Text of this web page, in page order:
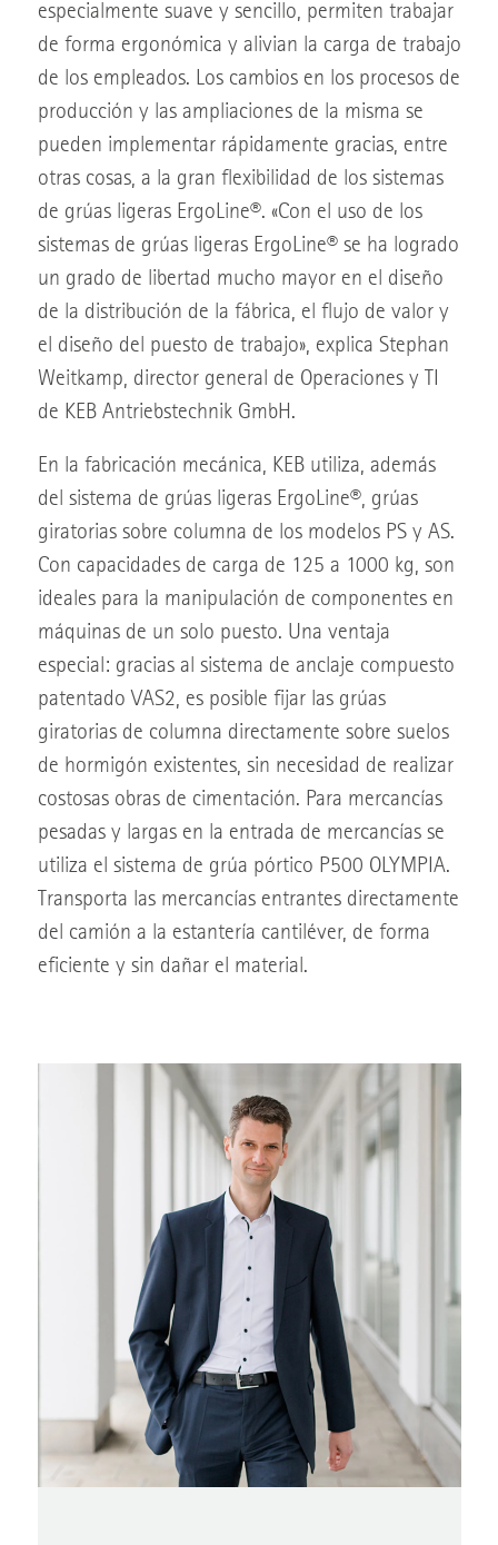
especialmente suave y sencillo, permiten trabajar
de forma ergonómica y alivian la carga de trabajo
de los empleados. Los cambios en los procesos de
producción y las ampliaciones de la misma se
pueden implementar rápidamente gracias, entre
otras cosas, a la gran flexibilidad de los sistemas
de grúas ligeras ErgoLine®. «Con el uso de los
sistemas de grúas ligeras ErgoLine® se ha logrado
un grado de libertad mucho mayor en el diseño
de la distribución de la fábrica, el flujo de valor y
el diseño del puesto de trabajo», explica Stephan
Weitkamp, director general de Operaciones y TI
de KEB Antriebstechnik GmbH.
En la fabricación mecánica, KEB utiliza, además
del sistema de grúas ligeras ErgoLine®, grúas
giratorias sobre columna de los modelos PS y AS.
Con capacidades de carga de 125 a 1000 kg, son
ideales para la manipulación de componentes en
máquinas de un solo puesto. Una ventaja
especial: gracias al sistema de anclaje compuesto
patentado VAS2, es posible fijar las grúas
giratorias de columna directamente sobre suelos
de hormigón existentes, sin necesidad de realizar
costosas obras de cimentación. Para mercancías
pesadas y largas en la entrada de mercancías se
utiliza el sistema de grúa pórtico P500 OLYMPIA.
Transporta las mercancías entrantes directamente
del camión a la estantería cantiléver, de forma
eficiente y sin dañar el material.